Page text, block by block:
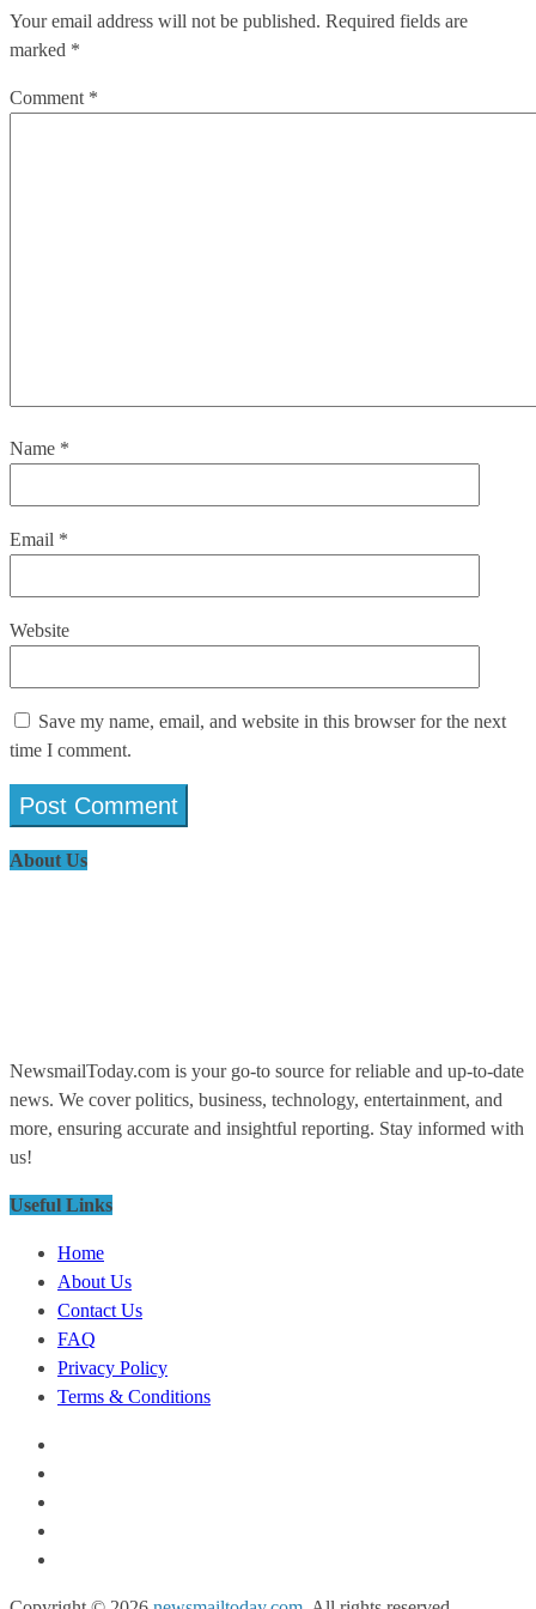
Your email address will not be published. Required fields are
marked *
Comment *
Name *
Email *
Website
Save my name, email, and website in this browser for the next
time I comment.
About Us
NewsmailToday.com is your go-to source for reliable and up-to-date
news. We cover politics, business, technology, entertainment, and
more, ensuring accurate and insightful reporting. Stay informed with
us!
Useful Links
Home
About Us
Contact Us
FAQ
Privacy Policy
Terms & Conditions